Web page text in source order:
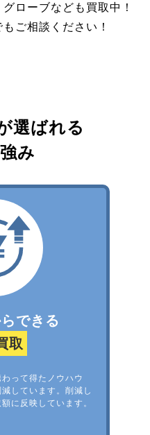
ローブなども買取中！
ご相談ください！
選ばれる
み
できる
取
って得たノウハウ
しています。削減し
に反映しています。